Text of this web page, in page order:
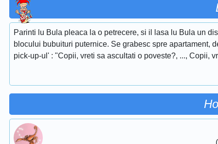
Parinti lu Bula pleaca la o petrecere, si il lasa lu Bula un
blocului bubuituri puternice. Se grabesc spre apartament,
pick-up-ul' : "Copii, vreti sa ascultati o poveste?, ..., Copii,